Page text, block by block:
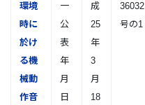
環境
時に
於け
る機
械動
作音
一
公
表
年
月
日
成
25
年
3
月
18
36032
号の1